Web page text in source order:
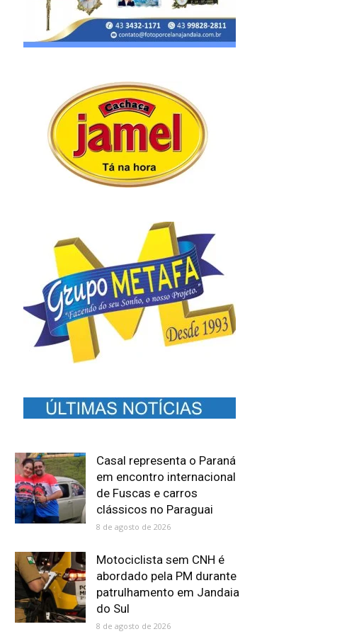
Casal representa o Paraná
em encontro internacional
de Fuscas e carros
clássicos no Paraguai
8 de agosto de 2026
Motociclista sem CNH é
abordado pela PM durante
patrulhamento em Jandaia
do Sul
8 de agosto de 2026